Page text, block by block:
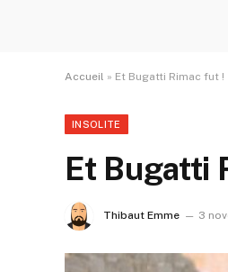
Accueil » Et Bugatti Rimac fut !
INSOLITE
Et Bugatti
Thibaut Emme 3